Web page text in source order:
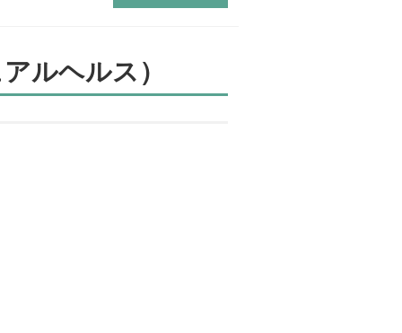
ルヘルス）